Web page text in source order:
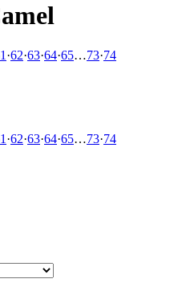
·62·63·64·65…73·74
·62·63·64·65…73·74